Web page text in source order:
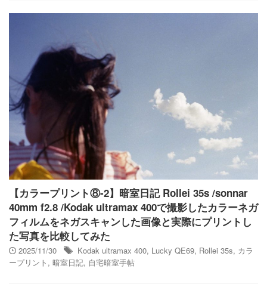
【カラープリント⑧-2】暗室日記 Rollei 35s /sonnar
40mm f2.8 /Kodak ultramax 400で撮影したカラーネガ
フィルムをネガスキャンした画像と実際にプリントし
た写真を比較してみた
2025/11/30 Kodak ultramax 400, Lucky QE69, Rollei 35s, カラ
ープリント , 暗室日記, 自宅暗室手帖